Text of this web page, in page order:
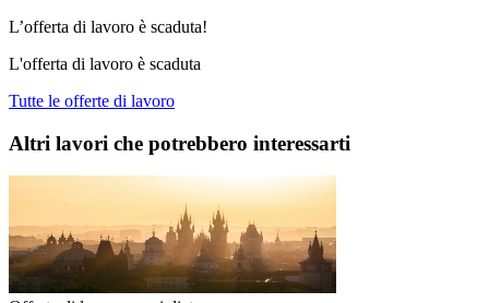
L’offerta di lavoro è scaduta!
L'offerta di lavoro è scaduta
Tutte le offerte di lavoro
Altri lavori che potrebbero interessarti